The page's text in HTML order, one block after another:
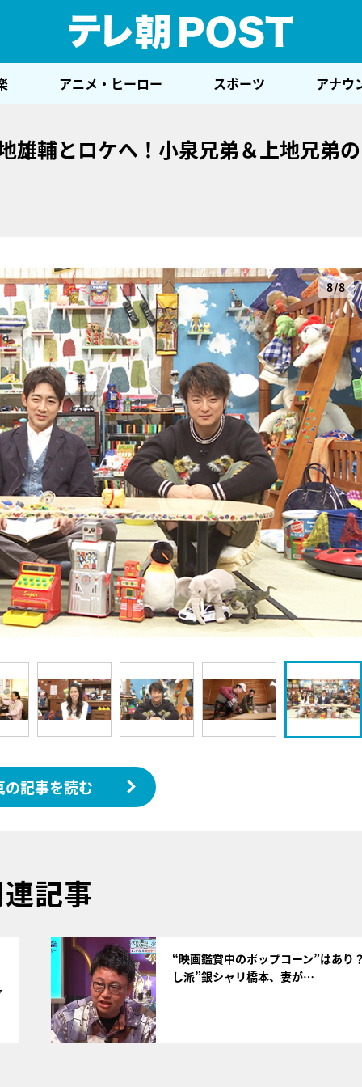
アニメ・ヒーロー スポーツ アナウ
雄輔とロケへ！小泉兄弟＆上地兄弟
8/8
の記事を読む
記事
“映画鑑賞中のポップコーン”はあ
し派”銀シャリ橋本、妻が…
『アイ＝ラブ！げーみん
E齋藤樹愛羅＆佐々木舞
ビュー